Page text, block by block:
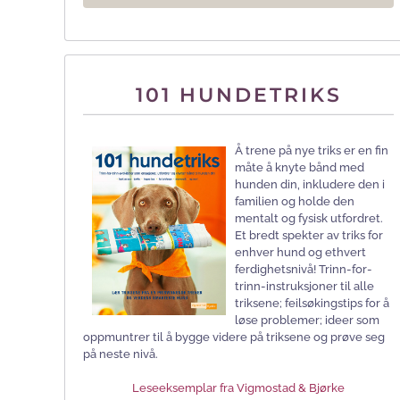
101 HUNDETRIKS
Å trene på nye triks er en fin
måte å knyte bånd med
hunden din, inkludere den i
familien og holde den
mentalt og fysisk utfordret.
Et bredt spekter av triks for
enhver hund og ethvert
ferdighetsnivå! Trinn-for-
trinn-instruksjoner til alle
triksene; feilsøkingstips for å
løse problemer; ideer som
oppmuntrer til å bygge videre på triksene og prøve seg
på neste nivå.
Leseeksemplar fra Vigmostad & Bjørke